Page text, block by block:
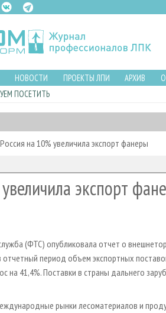
НОВОСТИ ПРОЕКТЫ ЛПИ АРХИВ
ПОСЕТИТЬ
Россия на 10% увеличила экспорт фанеры
экспорт
(ФТС) опубликовала отчет о
период объем экспортных
на 41,4%. Поставки в страны дальнего
рынки лесоматериалов и